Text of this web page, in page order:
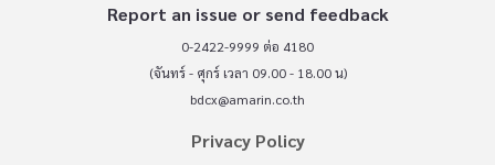
Report an issue or send feedback
0-2422-9999 ต่อ 4180
(จันทร์ - ศุกร์ เวลา 09.00 - 18.00 น)
bdcx@amarin.co.th
Privacy Policy